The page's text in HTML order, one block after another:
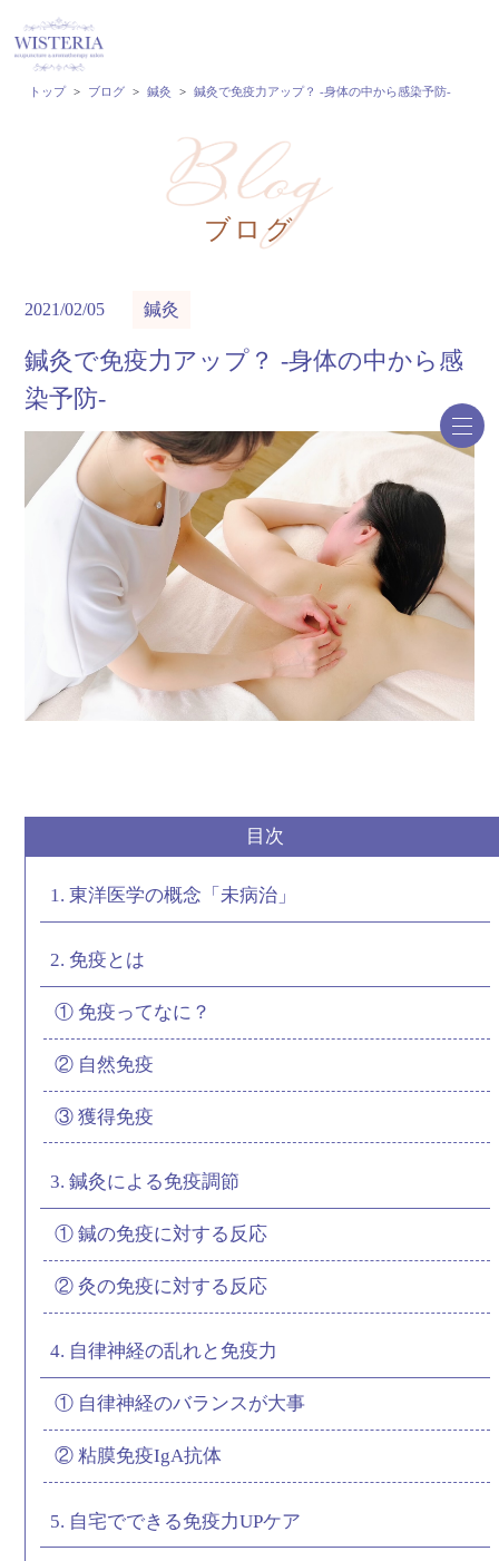
トップ > ブログ > 鍼灸 > 鍼灸で免疫力アップ？ -身体の中から感染予防-
ブログ
2021/02/05 鍼灸
鍼灸で免疫力アップ？ -身体の中から感
染予防-
目次
1. 東洋医学の概念「未病治」
2. 免疫とは
① 免疫ってなに？
② 自然免疫
③ 獲得免疫
3. 鍼灸による免疫調節
① 鍼の免疫に対する反応
② 灸の免疫に対する反応
4. 自律神経の乱れと免疫力
① 自律神経のバランスが大事
② 粘膜免疫IgA抗体
5. 自宅でできる免疫力UPケア